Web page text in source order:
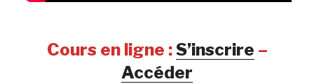
Cours en ligne :S’inscrire –
Accéder